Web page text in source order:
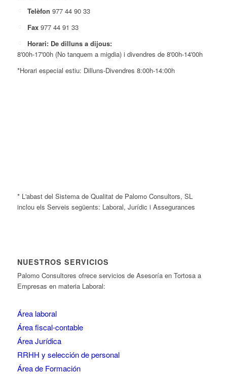
Telèfon 977 44 90 33
Fax 977 44 91 33
Horari: De dilluns a dijous:
8'00h-17'00h (No tanquem a migdia) i divendres de 8'00h-14'00h
*Horari especial estiu: Dilluns-Divendres 8:00h-14:00h
* L'abast del Sistema de Qualitat de Palomo Consultors, SL
inclou els Serveis següents: Laboral, Jurídic i Assegurances
NUESTROS SERVICIOS
Palomo Consultores ofrece servicios de Asesoría en Tortosa a
Empresas en materia Laboral:
Área laboral
Área fiscal-contable
Área Jurídica
RRHH y selección de personal
Área de Formación